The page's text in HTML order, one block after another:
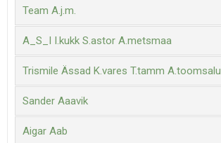
Team A.j.m.
A_S_I I.kukk S.astor A.metsmaa
Trismile Ässad K.vares T.tamm A.toomsalu
Sander Aaavik
Aigar Aab